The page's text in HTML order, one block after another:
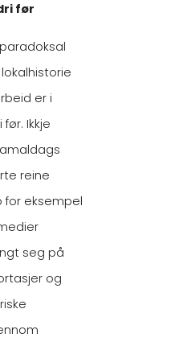
før
er i
Ikkje
reine
for eksempel
seg på
og